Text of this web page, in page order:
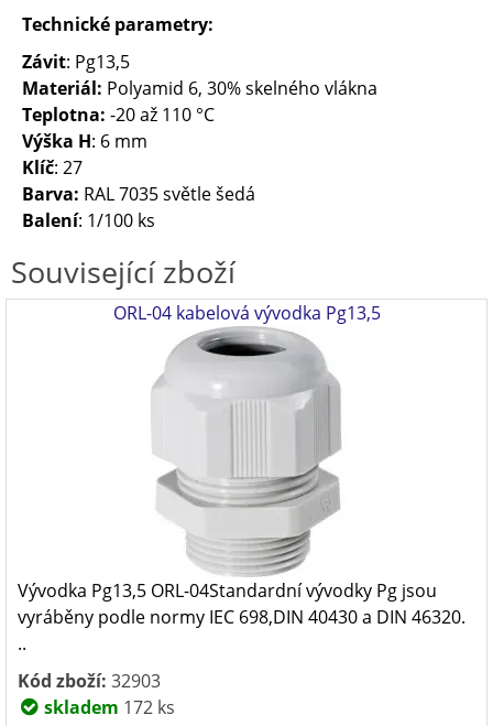
Technické parametry:
Závit: Pg13,5
Materiál: Polyamid 6, 30% skelného vlákna
Teplotna: -20 až 110 °C
Výška H: 6 mm
Klíč: 27
Barva: RAL 7035 světle šedá
Balení: 1/100 ks
Související zboží
ORL-04 kabelová vývodka Pg13,5
Vývodka Pg13,5 ORL-04Standardní vývodky Pg jsou
vyráběny podle normy IEC 698,DIN 40430 a DIN 46320.
..
Kód zboží: 32903
skladem 172 ks